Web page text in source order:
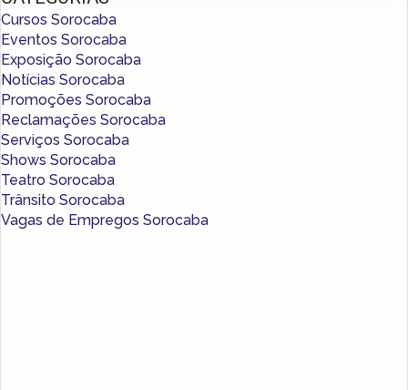
Cursos Sorocaba
Eventos Sorocaba
Exposição Sorocaba
Notícias Sorocaba
Promoções Sorocaba
Reclamações Sorocaba
Serviços Sorocaba
Shows Sorocaba
Teatro Sorocaba
Trânsito Sorocaba
Vagas de Empregos Sorocaba